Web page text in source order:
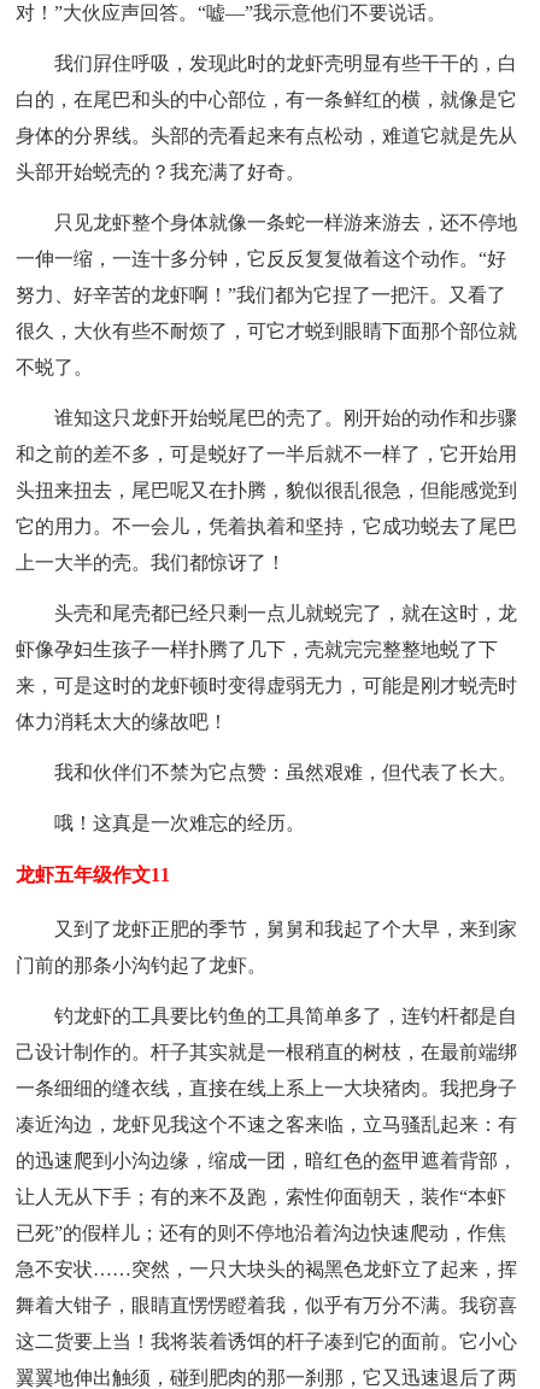
对！”大伙应声回答。“嘘—”我示意他们不要说话。
我们屛住呼吸，发现此时的龙虾壳明显有些干干的，白
白的，在尾巴和头的中心部位，有一条鲜红的横，就像是它
身体的分界线。头部的壳看起来有点松动，难道它就是先从
头部开始蜕壳的？我充满了好奇。
只见龙虾整个身体就像一条蛇一样游来游去，还不停地
一伸一缩，一连十多分钟，它反反复复做着这个动作。“好
努力、好辛苦的龙虾啊！”我们都为它捏了一把汗。又看了
很久，大伙有些不耐烦了，可它才蜕到眼睛下面那个部位就
不蜕了。
谁知这只龙虾开始蜕尾巴的壳了。刚开始的动作和步骤
和之前的差不多，可是蜕好了一半后就不一样了，它开始用
头扭来扭去，尾巴呢又在扑腾，貌似很乱很急，但能感觉到
它的用力。不一会儿，凭着执着和坚持，它成功蜕去了尾巴
上一大半的壳。我们都惊讶了！
头壳和尾壳都已经只剩一点儿就蜕完了，就在这时，龙
虾像孕妇生孩子一样扑腾了几下，壳就完完整整地蜕了下
来，可是这时的龙虾顿时变得虚弱无力，可能是刚才蜕壳时
体力消耗太大的缘故吧！
我和伙伴们不禁为它点赞：虽然艰难，但代表了长大。
哦！这真是一次难忘的经历。
龙虾五年级作文11
又到了龙虾正肥的季节，舅舅和我起了个大早，来到家
门前的那条小沟钓起了龙虾。
钓龙虾的工具要比钓鱼的工具简单多了，连钓杆都是自
己设计制作的。杆子其实就是一根稍直的树枝，在最前端绑
一条细细的缝衣线，直接在线上系上一大块猪肉。我把身子
凑近沟边，龙虾见我这个不速之客来临，立马骚乱起来：有
的迅速爬到小沟边缘，缩成一团，暗红色的盔甲遮着背部，
让人无从下手；有的来不及跑，索性仰面朝天，装作“本虾
已死”的假样儿；还有的则不停地沿着沟边快速爬动，作焦
急不安状……突然，一只大块头的褐黑色龙虾立了起来，挥
舞着大钳子，眼睛直愣愣瞪着我，似乎有万分不满。我窃喜
这二货要上当！我将装着诱饵的杆子凑到它的面前。它小心
翼翼地伸出触须，碰到肥肉的那一刹那，它又迅速退后了两